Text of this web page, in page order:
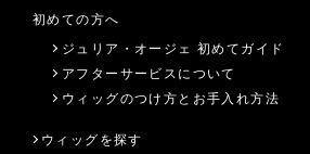
初めての方へ
ジュリア・オージェ 初めてガイド
アフターサービスについて
ウィッグのつけ方とお手入れ方法
ウィッグを探す